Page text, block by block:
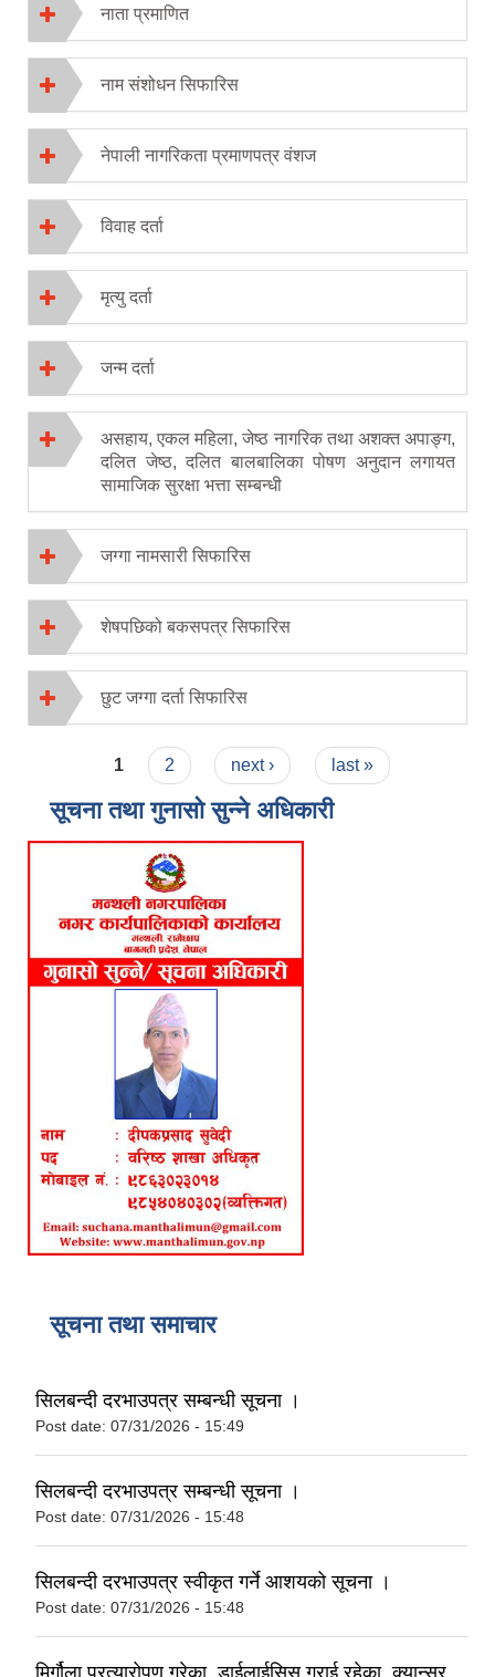
नाता प्रमाणित
नाम संशोधन सिफारिस
नेपाली नागरिकता प्रमाणपत्र वंशज
विवाह दर्ता
मृत्यु दर्ता
जन्म दर्ता
असहाय, एकल महिला, जेष्ठ नागरिक तथा अशक्त अपाङ्ग,
दलित जेष्ठ, दलित बालबालिका पोषण अनुदान लगायत
सामाजिक सुरक्षा भत्ता सम्बन्धी
जग्गा नामसारी सिफारिस
शेषपछिको बकसपत्र सिफारिस
छुट जग्गा दर्ता सिफारिस
Pages
1 2 next › last »
सूचना तथा गुनासो सुन्ने अधिकारी
सूचना तथा समाचार
सिलबन्दी दरभाउपत्र सम्बन्धी सूचना ।
Post date: 07/31/2026 - 15:49
सिलबन्दी दरभाउपत्र सम्बन्धी सूचना ।
Post date: 07/31/2026 - 15:48
सिलबन्दी दरभाउपत्र स्वीकृत गर्ने आशयको सूचना ।
Post date: 07/31/2026 - 15:48
मिर्गौला प्रत्यारोपण गरेका, डाईलाईसिस गराई रहेका, क्यान्सर